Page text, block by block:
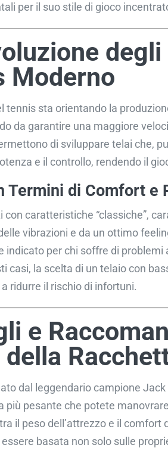
per il suo stile di gioco
Moderno
tennis sta orientando la
da garantire una maggiore
di sviluppare telai che,
e il controllo, rendendo il
Termini di Comfort e
con caratteristiche “classiche”,
vibrazioni e da un ottimo
indicato per chi soffre di problemi
casi, la scelta di un telaio con
ridurre il rischio di infortuni.
e
dal leggendario campione Jack
più pesante che potete
il peso dell’attrezzo e il comfort
basata non solo sulle